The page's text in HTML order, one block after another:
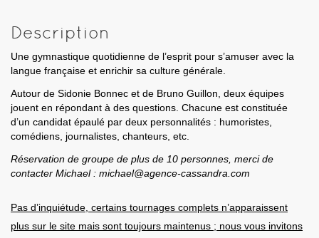
Description
Une gymnastique quotidienne de l’esprit pour s’amuser avec la
langue française et enrichir sa culture générale.
Autour de Sidonie Bonnec et de Bruno Guillon, deux équipes
jouent en répondant à des questions. Chacune est constituée
d’un candidat épaulé par deux personnalités : humoristes,
comédiens, journalistes, chanteurs, etc.
Réservation de groupe de plus de 10 personnes, merci de
contacter Michael : michael@agence-cassandra.com
Pas d’inquiétude, certains tournages complets n’apparaissent
plus sur le site mais sont toujours maintenus ; nous vous invitons